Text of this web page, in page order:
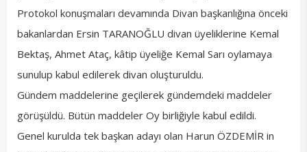
Protokol konuşmaları devamında Divan başkanlığına önceki
bakanlardan Ersin TARANOĞLU divan üyeliklerine Kemal
Bektaş, Ahmet Ataç, kâtip üyeliğe Kemal Sarı oylamaya
sunulup kabul edilerek divan oluşturuldu.
Gündem maddelerine geçilerek gündemdeki maddeler
görüşüldü. Bütün maddeler Oy birliğiyle kabul edildi.
Genel kurulda tek başkan adayı olan Harun ÖZDEMİR in